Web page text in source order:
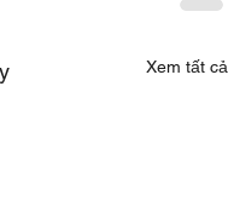
Xem tất cả